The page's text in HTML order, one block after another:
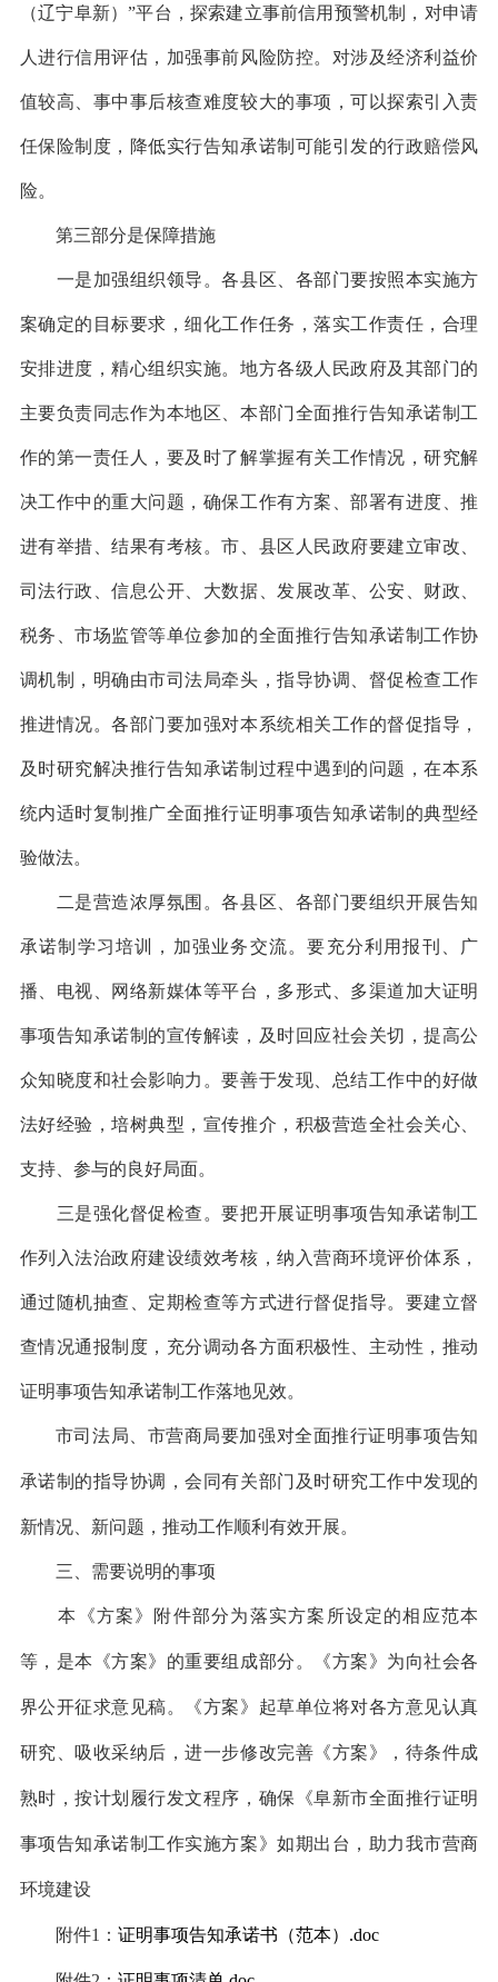
（辽宁阜新）”平台，探索建立事前信用预警机制，对申请
人进行信用评估，加强事前风险防控。对涉及经济利益价
值较高、事中事后核查难度较大的事项，可以探索引入责
任保险制度，降低实行告知承诺制可能引发的行政赔偿风
险。
第三部分是保障措施
一是加强组织领导。各县区、各部门要按照本实施方
案确定的目标要求，细化工作任务，落实工作责任，合理
安排进度，精心组织实施。地方各级人民政府及其部门的
主要负责同志作为本地区、本部门全面推行告知承诺制工
作的第一责任人，要及时了解掌握有关工作情况，研究解
决工作中的重大问题，确保工作有方案、部署有进度、推
进有举措、结果有考核。市、县区人民政府要建立审改、
司法行政、信息公开、大数据、发展改革、公安、财政、
税务、市场监管等单位参加的全面推行告知承诺制工作协
调机制，明确由市司法局牵头，指导协调、督促检查工作
推进情况。各部门要加强对本系统相关工作的督促指导，
及时研究解决推行告知承诺制过程中遇到的问题，在本系
统内适时复制推广全面推行证明事项告知承诺制的典型经
验做法。
二是营造浓厚氛围。各县区、各部门要组织开展告知
承诺制学习培训，加强业务交流。要充分利用报刊、广
播、电视、网络新媒体等平台，多形式、多渠道加大证明
事项告知承诺制的宣传解读，及时回应社会关切，提高公
众知晓度和社会影响力。要善于发现、总结工作中的好做
法好经验，培树典型，宣传推介，积极营造全社会关心、
支持、参与的良好局面。
三是强化督促检查。要把开展证明事项告知承诺制工
作列入法治政府建设绩效考核，纳入营商环境评价体系，
通过随机抽查、定期检查等方式进行督促指导。要建立督
查情况通报制度，充分调动各方面积极性、主动性，推动
证明事项告知承诺制工作落地见效。
市司法局、市营商局要加强对全面推行证明事项告知
承诺制的指导协调，会同有关部门及时研究工作中发现的
新情况、新问题，推动工作顺利有效开展。
三、需要说明的事项
本《方案》附件部分为落实方案所设定的相应范本
等，是本《方案》的重要组成部分。《方案》为向社会各
界公开征求意见稿。《方案》起草单位将对各方意见认真
研究、吸收采纳后，进一步修改完善《方案》，待条件成
熟时，按计划履行发文程序，确保《阜新市全面推行证明
事项告知承诺制工作实施方案》如期出台，助力我市营商
环境建设
附件1： 证明事项告知承诺书（范本）.doc